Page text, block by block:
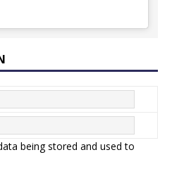
being stored and used to